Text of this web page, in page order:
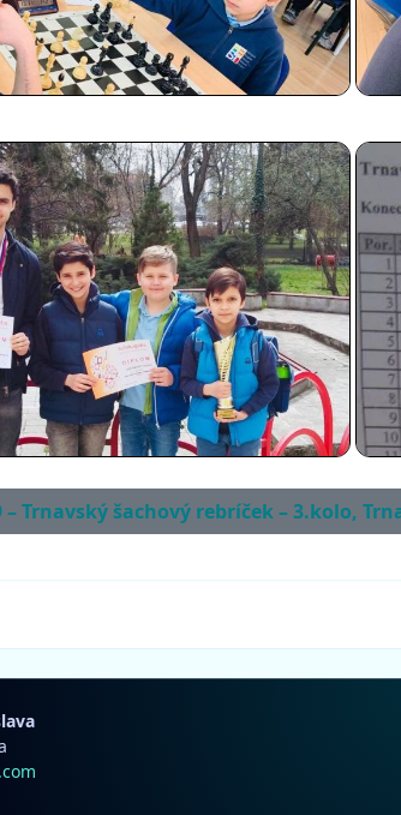
Trnavský šachový rebríček – 3.kolo,